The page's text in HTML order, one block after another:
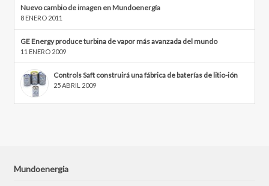
Nuevo cambio de imagen en Mundoenergía
8 ENERO 2011
GE Energy produce turbina de vapor más avanzada del mundo
11 ENERO 2009
Controls Saft construirá una fábrica de baterías de litio-ión
25 ABRIL 2009
Mundoenergia